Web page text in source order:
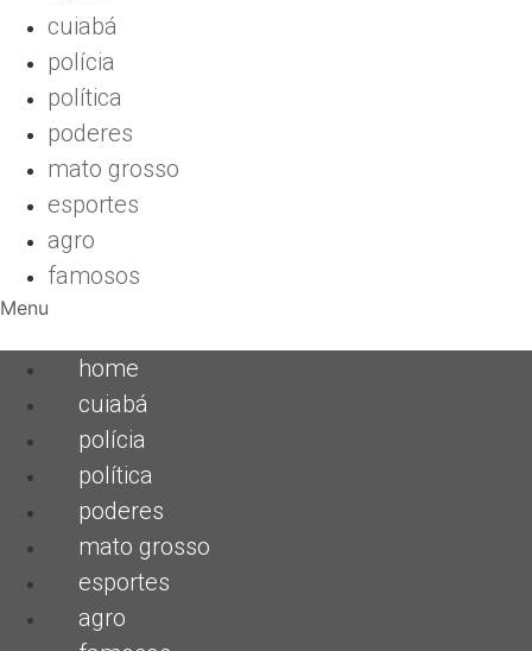
cuiabá
polícia
política
poderes
mato grosso
esportes
agro
famosos
Menu
home
cuiabá
polícia
política
poderes
mato grosso
esportes
agro